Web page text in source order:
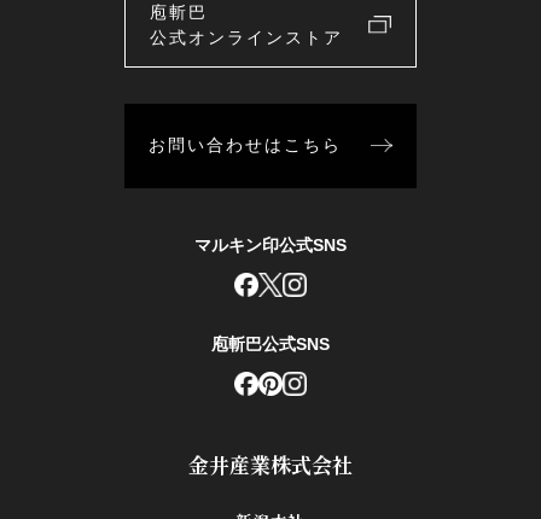
金井産業株式会社
庖斬巴
公式オンラインストア
お問い合わせはこちら
マルキン印公式SNS
庖斬巴公式SNS